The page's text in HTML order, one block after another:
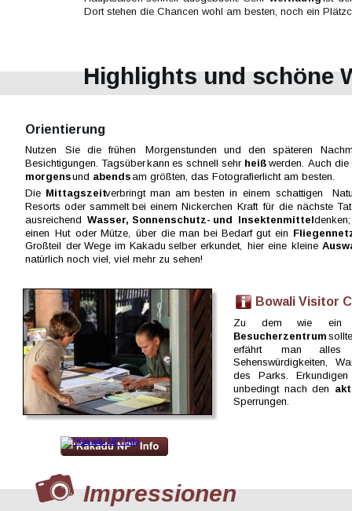
Orientierung
Nutzen Sie die frühen Morgenstunden und den späteren
Besichtigungen. Tagsüber kann es schnell sehr heiß werden. Auch
morgens und abends am größten, das Fotografierlicht am besten.
Die Mittagszeit verbringt man am besten in einem schattigen
Resorts oder sammelt bei einem Nickerchen Kraft für die nächste
ausreichend Wasser, Sonnenschutz- und Insektenmittel
einen Hut oder Mütze, über die man bei Bedarf gut ein
Großteil der Wege im Kakadu selber erkundet, hier eine kleine
natürlich noch viel, viel mehr zu sehen!
Bowali Visitor
Zu dem wie
Besucherzentrum
erfährt man
Sehenswürdigkeiten,
des Parks.
unbedingt nach den
Sperrungen.
Impressionen
Dort stehen die Chancen wohl am besten, noch ein
Highlights und schöne